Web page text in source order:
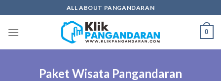
to
content
ALL ABOUT PANGANDARAN
0
Paket Wisata Pangandaran